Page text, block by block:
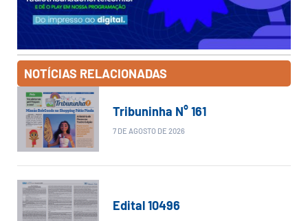
NOTÍCIAS RELACIONADAS
Tribuninha N° 161
7 DE AGOSTO DE 2026
Edital 10496